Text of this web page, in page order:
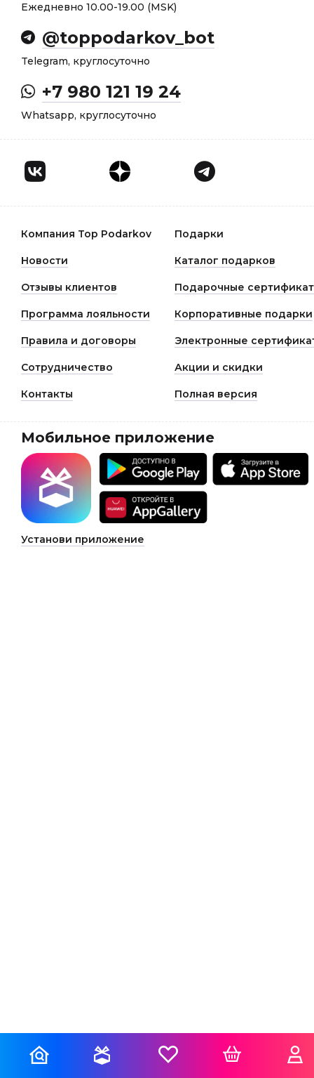
Ежедневно 10.00-19.00 (MSK)
@toppodarkov_bot
Telegram, круглосуточно
+7 980 121 19 24
Whatsapp, круглосуточно
Компания Top Podarkov Подарки
Новости Каталог подарков
Отзывы клиентов Подарочные
Программа лояльности Корпоративные подарки
Правила и договоры Электронные
Сотрудничество Акции и скидки
Контакты Полная версия
Мобильное приложение
Установи приложение